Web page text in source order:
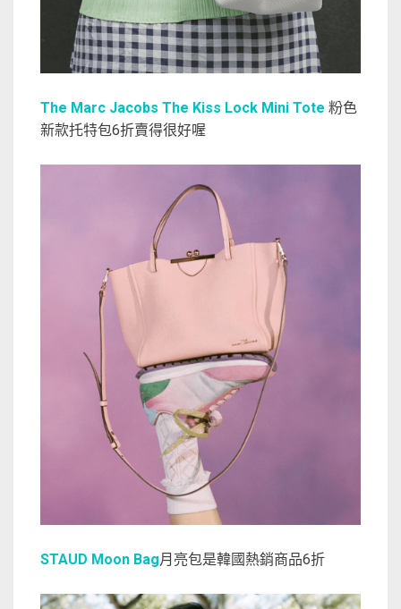
The Marc Jacobs The Kiss Lock Mini Tote 粉色
新款托特包6折賣得很好喔
STAUD Moon Bag月亮包是韓國熱銷商品6折